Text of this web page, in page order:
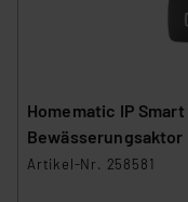
Homematic IP
Bewässerungsaktor
Artikel-Nr. 258581